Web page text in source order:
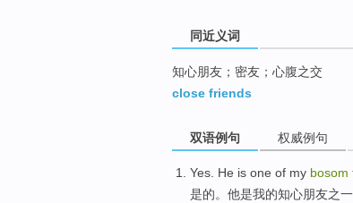
同近义词
知心朋友；密友；心腹之交
close friends
双语例句 权威例句
Yes. He is one of my bosom
是的。 他是我的知心朋友之一